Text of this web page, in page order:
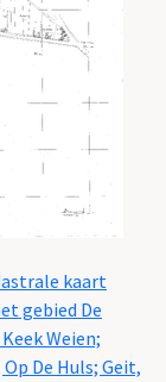
kaart
gebied De
Weien;
De Huls; Geit,